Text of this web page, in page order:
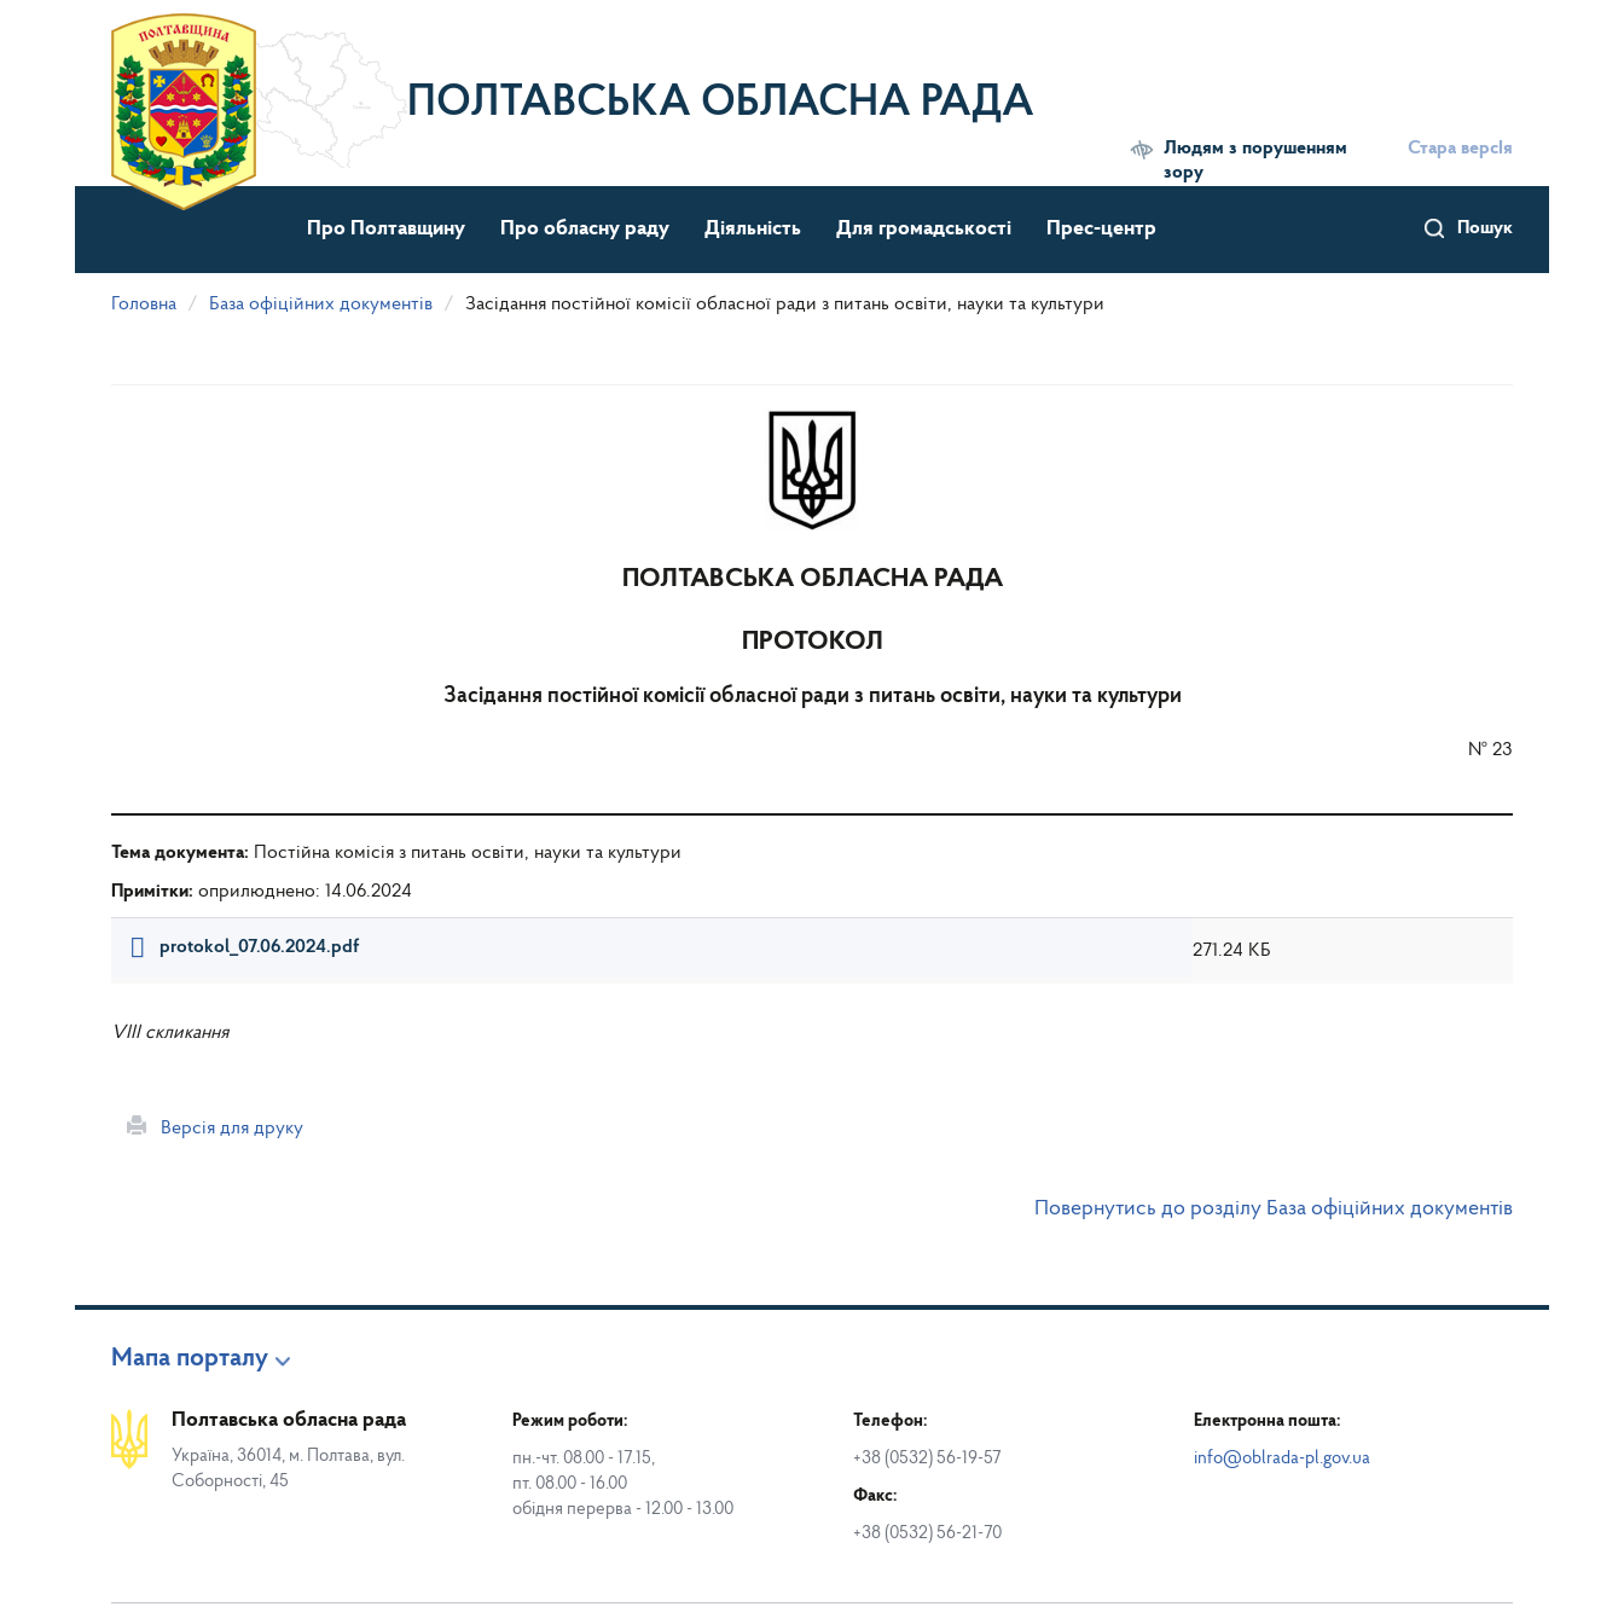
матеріалу
ПОЛТАВСЬКА ОБЛАСНА РАДА
Людям з порушенням
зору
Стара версІя
Пошук
Про Полтавщину Про обласну раду Діяльність Для громадськості Прес-центр
Головна База офіційних документів Засідання постійної комісії обласної ради з питань освіти, науки та культури
ПОЛТАВСЬКА ОБЛАСНА РАДА
ПРОТОКОЛ
Засідання постійної комісії обласної ради з питань освіти, науки та культури
№ 23
Тема документа:
Постійна комісія з питань освіти, науки та культури
Примітки: оприлюднено: 14.06.2024
protokol_07.06.2024.pdf 271.24 КБ
VIII скликання
Версія для друку
Повернутись до розділу База офіційних документів
Мапа порталу
Полтавська обласна рада
Україна, 36014, м. Полтава, вул.
Соборності, 45
Режим роботи:
пн.-чт. 08.00 - 17.15,
пт. 08.00 - 16.00
обідня перерва - 12.00 - 13.00
Телефон:
+38 (0532) 56-19-57
Факс:
+38 (0532) 56-21-70
Електронна пошта:
info@oblrada-pl.gov.ua